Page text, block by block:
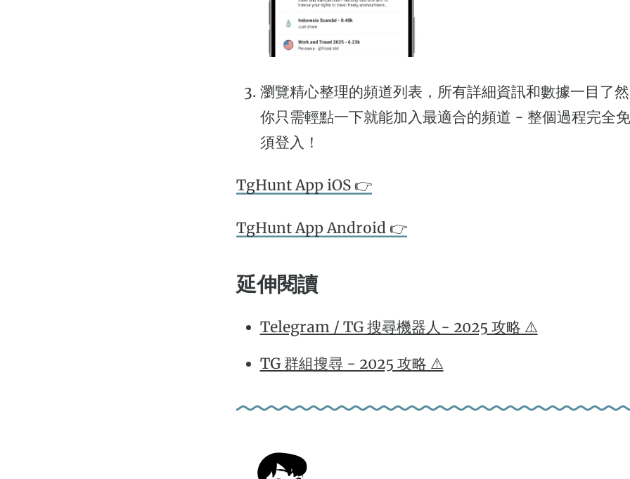
瀏覽精心整理的頻道列表，所有詳細資訊和數據一目了
你只需輕點一下就能加入最適合的頻道 - 整個過程完全
須登入！
TgHunt App iOS 👉
TgHunt App Android 👉
延伸閱讀
Telegram / TG 搜尋機器人- 2025 攻略 ⚠️
TG 群組搜尋 - 2025 攻略 ⚠️